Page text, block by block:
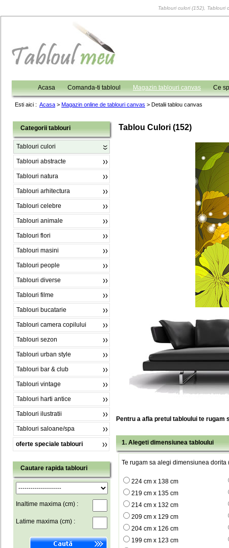
Tablouri culori (152),
Acasa Comanda-ti tabloul Magazin tablouri canvas Ce
Esti aici : Acasa > Magazin online de tablouri canvas > Detalii tablou canvas
Categorii tablouri
Tablouri culori
Tablouri abstracte
Tablouri natura
Tablouri arhitectura
Tablouri celebre
Tablouri animale
Tablouri flori
Tablouri masini
Tablouri people
Tablouri diverse
Tablouri filme
Tablouri bucatarie
Tablouri camera copilului
Tablouri sezon
Tablouri urban style
Tablouri bar & club
Tablouri vintage
Tablouri harti antice
Tablouri ilustratii
Tablouri saloane/spa
oferte speciale tablouri
Cautare rapida tablouri
Inaltime maxima (cm) :
Latime maxima (cm) :
Tablou Culori (152)
Pentru a afla pretul tabloului te rugam
1. Alegeti dimensiunea tabloului
Te rugam sa alegi dimensiunea dorita
224 cm x 138 cm
219 cm x 135 cm
214 cm x 132 cm
209 cm x 129 cm
204 cm x 126 cm
199 cm x 123 cm